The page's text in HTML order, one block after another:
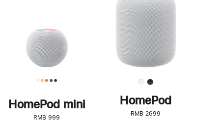
HomePod mini
RMB 999
了
解
HomePod<
HomePod
RMB 2699